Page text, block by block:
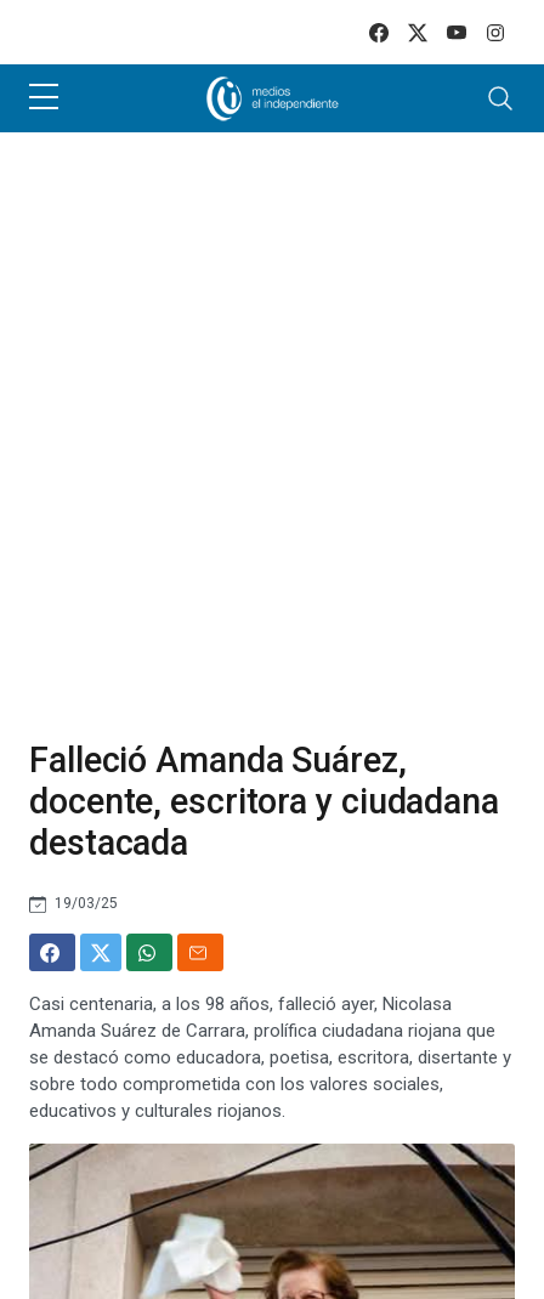
Falleció Amanda Suárez,
docente, escritora y ciudadana
destacada
19/03/25
Casi centenaria, a los 98 años, falleció ayer, Nicolasa
Amanda Suárez de Carrara, prolífica ciudadana riojana que
se destacó como educadora, poetisa, escritora, disertante y
sobre todo comprometida con los valores sociales,
educativos y culturales riojanos.